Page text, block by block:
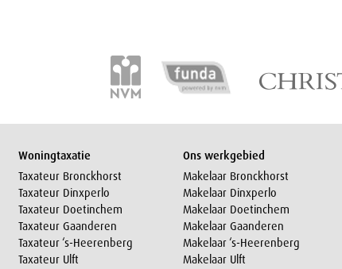
Woningtaxatie
Taxateur Bronckhorst
Taxateur Dinxperlo
Taxateur Doetinchem
Taxateur Gaanderen
Taxateur ‘s-Heerenberg
Taxateur Ulft
Ons werkgebied
Makelaar Bronckhorst
Makelaar Dinxperlo
Makelaar Doetinchem
Makelaar Gaanderen
Makelaar ‘s-Heerenberg
Makelaar Ulft